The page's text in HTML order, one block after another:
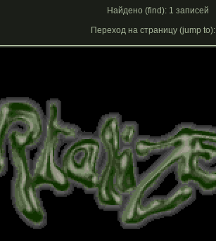
Найдено (find): 1 записей
Переход на страницу (jump to):